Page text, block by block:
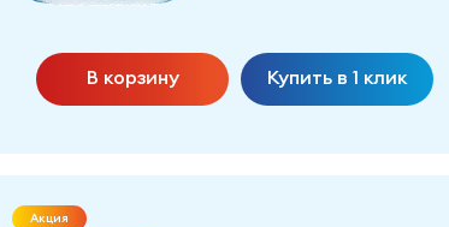
В корзину Купить в 1 клик
Акция